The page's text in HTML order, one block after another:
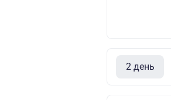
2 день